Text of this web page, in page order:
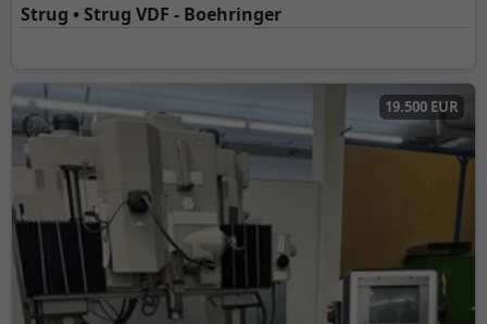
Strug • Strug VDF - Boehringer
19.500 EUR